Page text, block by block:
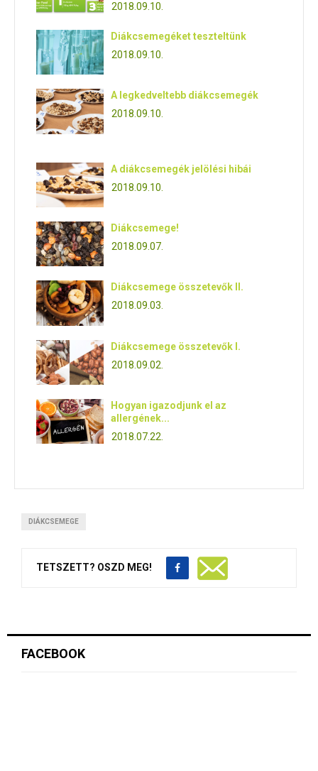
2018.09.10.
Diákcsemegéket teszteltünk
2018.09.10.
A legkedveltebb diákcsemegék
2018.09.10.
A diákcsemegék jelölési hibái
2018.09.10.
Diákcsemege!
2018.09.07.
Diákcsemege összetevők II.
2018.09.03.
Diákcsemege összetevők I.
2018.09.02.
Hogyan igazodjunk el az
allergének...
2018.07.22.
DIÁKCSEMEGE
TETSZETT? OSZD MEG!
FACEBOOK